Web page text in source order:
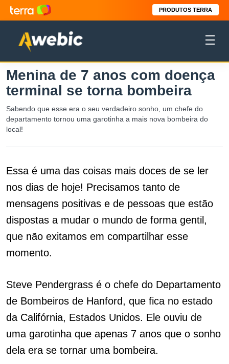
PRODUTOS TERRA
Menina de 7 anos com doença
terminal se torna bombeira
Sabendo que esse era o seu verdadeiro sonho, um chefe do
departamento tornou uma garotinha a mais nova bombeira do
local!
Essa é uma das coisas mais doces de se ler
nos dias de hoje! Precisamos tanto de
mensagens positivas e de pessoas que estão
dispostas a mudar o mundo de forma gentil,
que não exitamos em compartilhar esse
momento.
Steve Pendergrass é o chefe do Departamento
de Bombeiros de Hanford, que fica no estado
da Califórnia, Estados Unidos. Ele ouviu de
uma garotinha que apenas 7 anos que o sonho
dela era se tornar uma bombeira.